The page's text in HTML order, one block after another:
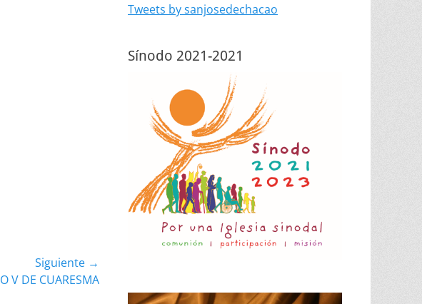
Siguiente →
V DE CUARESMA
Tweets by sanjosedechacao
Sínodo 2021-2021